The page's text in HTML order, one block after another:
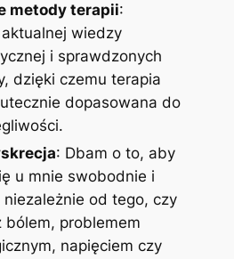
metody terapii:
wiedzy
i sprawdzonych
dzięki czemu terapia
dopasowana do
: Dbam o to, aby
u mnie swobodnie i
niezależnie od tego, czy
bólem, problemem
napięciem czy